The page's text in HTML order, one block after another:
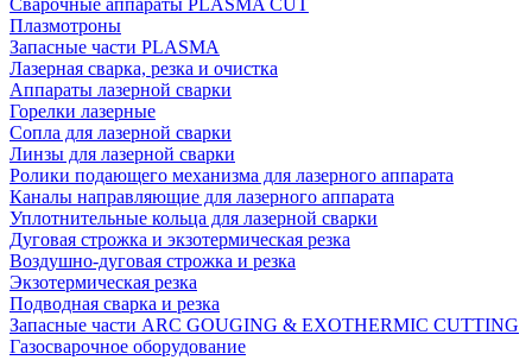
Сварочные аппараты PLASMA CUT
Плазмотроны
Запасные части PLASMA
Лазерная сварка, резка и очистка
Аппараты лазерной сварки
Горелки лазерные
Сопла для лазерной сварки
Линзы для лазерной сварки
Ролики подающего механизма для лазерного аппарата
Каналы направляющие для лазерного аппарата
Уплотнительные кольца для лазерной сварки
Дуговая строжка и экзотермическая резка
Воздушно-дуговая строжка и резка
Экзотермическая резка
Подводная сварка и резка
Запасные части ARC GOUGING & EXOTHERMIC CUTTING
Газосварочное оборудование